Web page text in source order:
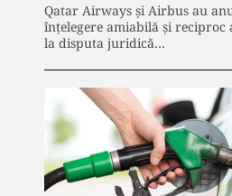
Qatar Airways și Airbus au
înțelegere amiabilă și
la disputa juridică…